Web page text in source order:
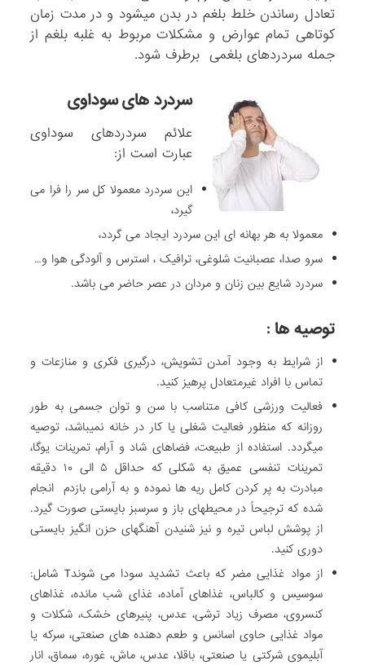
تعادل رساندن خلط بلغم در بدن می­شود و در مدت زمان
کوتاهی تمام عوارض و مشکلات مربوط به غلبه بلغم از
جمله سردردهای بلغمی برطرف شود­.
سردرد های سوداوی
علائم سردردهای سوداوی
عبارت است از:
این سردرد معمولا کل سر را فرا می
گیرد،
معمولا به هر بهانه ای این سردرد ایجاد می گردد،
سرو صدا، عصبانیت شلوغی، ترافیک ، استرس و آلودگی هوا و…
سردرد شایع بین زنان و مردان در عصر حاضر می باشد.
توصیه ها :
از شرایط به­ وجود آمدن تشویش، درگیری فکری و منازعات و
تماس با افراد غیرمتعادل پرهیز کنید.
فعالیت ورزشی کافی متناسب با سن و توان جسمی به طور
روزانه که منظور فعالیت شغلی یا کار در خانه نمی­باشد، توصیه
می­گردد. استفاده از طبیعت، فضاهای شاد و آرام، تمرینات یوگا،
تمرینات تنفسی عمیق به شکلی که حداقل ۵ الی ۱۰ دقیقه
مبادرت به پر کردن کامل ریه ها نموده و به آرامی بازدم انجام
شده که ترجیحاً در محیط­های باز و سرسبز بایستی صورت گیرد.
از پوشش لباس تیره و نیز شنیدن آهنگ­های حزن انگیز بایستی
دوری کنید.
از مواد غذایی مضر که باعث تشدید سودا می ­شوندT شامل:
سوسیس و کالباس، غذاهای آماده، غذای شب مانده، غذاهای
کنسروی، مصرف زیاد ترشی، عدس، پنیرهای خشک، شکلات و
مواد غذایی حاوی اسانس و طعم دهنده های صنعتی، سرکه یا
آب­لیموی شرکتی یا صنعتی، باقلا، عدس، ماش، غوره، سماق، انار